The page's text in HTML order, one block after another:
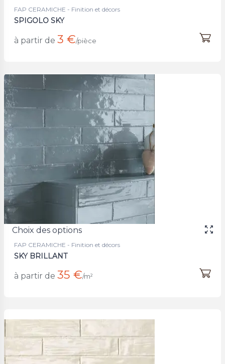
FAP CERAMICHE - Finition et décors
SPIGOLO SKY
à partir de 3 €/pièce
Choix des options
FAP CERAMICHE - Finition et décors
SKY BRILLANT
à partir de 35 €/m²